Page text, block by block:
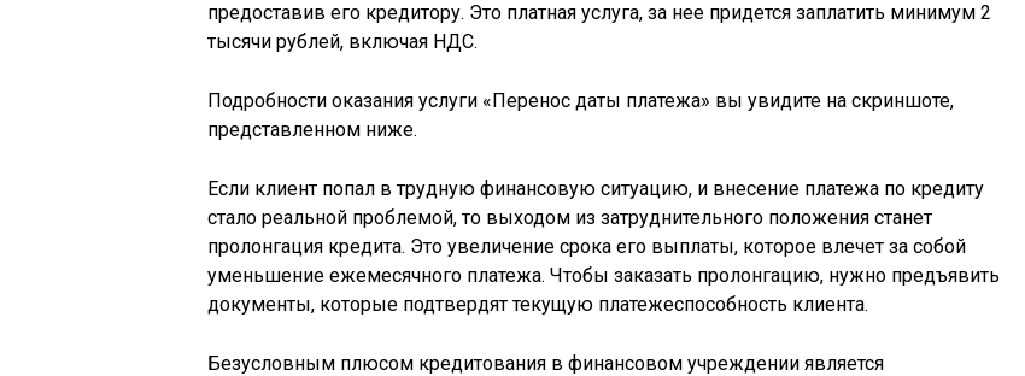
предоставив его кредитору. Это платная услуга, за нее придется заплатить минимум 2
тысячи рублей, включая НДС.
Подробности оказания услуги «Перенос даты платежа» вы увидите на скриншоте,
представленном ниже.
Если клиент попал в трудную финансовую ситуацию, и внесение платежа по кредиту
стало реальной проблемой, то выходом из затруднительного положения станет
пролонгация кредита. Это увеличение срока его выплаты, которое влечет за собой
уменьшение ежемесячного платежа. Чтобы заказать пролонгацию, нужно предъявить
документы, которые подтвердят текущую платежеспособность клиента.
Безусловным плюсом кредитования в финансовом учреждении является